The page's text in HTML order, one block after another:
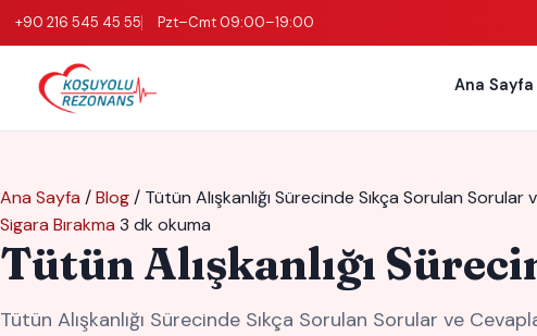
+90 216 545 45 55 Pzt–Cmt 09:00–19:00
Ana Sayfa
Ana Sayfa /Blog/ Tütün Alışkanlığı Sürecinde Sıkça Sorulan Sorular
Sigara Bırakma 3 dk okuma
Tütün Alışkanlığı
Tütün Alışkanlığı Sürecinde Sıkça Sorulan Sorular ve